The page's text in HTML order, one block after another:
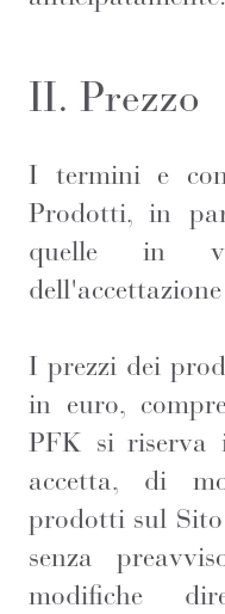
II. Prezzo
I termini e
Prodotti, in
quelle in
I prezzi dei
in euro,
PFK si riserva
accetta, di
prodotti sul
senza
modifiche